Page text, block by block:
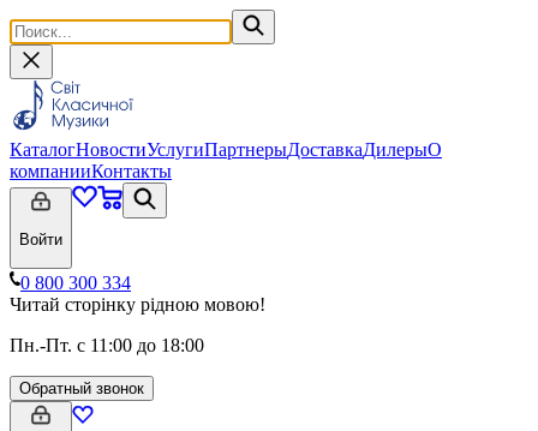
КаталогНовостиУслугиПартнерыДоставкаДилерыО
компанииКонтакты
Войти
0 800 300 334
Читай сторінку рідною мовою!
Пн.-Пт. с 11:00 до 18:00
Обратный звонок